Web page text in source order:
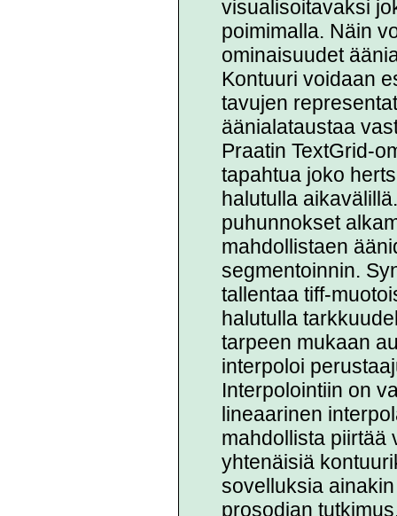
visualisoitavaksi
poimimalla. Näin
ominaisuudet
Kontuuri voidaan
tavujen
äänialataustaa
Praatin TextGrid-
tapahtua joko
halutulla
puhunnokset
mahdollistaen
segmentoinnin.
tallentaa tiff-
halutulla
tarpeen mukaan
interpoloi
Interpolointiin on
lineaarinen
mahdollista piirtää
yhtenäisiä
sovelluksia
prosodian